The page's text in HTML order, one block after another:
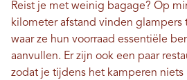
Reist je met weinig bagage? Op
kilometer afstand vinden glampers
waar ze hun voorraad essentiële
aanvullen. Er zijn ook een paar
zodat je tijdens het kamperen